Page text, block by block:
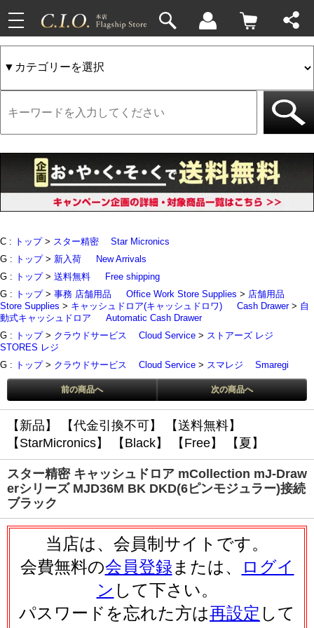
toggle
navigation
C : トップ> スター精密 Star Micronics
G : トップ> 新入荷
New Arrivals
G : トップ> 送料無料
Free shipping
G : トップ> 事務 店舗用品 Office Work Store Supplies > 店舗用品
Store Supplies > キャッシュドロア(キャッシュドロワ) Cash Drawer> 自
動式キャッシュドロア
Automatic Cash Drawer
G : トップ> クラウドサービス Cloud Service > ストアーズ レジ
STORES レジ
G : トップ> クラウドサービス Cloud Service > スマレジ Smaregi
前の商品へ 次の商品へ
【新品】 【代金引換不可】
【送料無料】
【StarMicronics】
【Black】 【Free】 【夏】
スター精密 キャッシュドロア mCollection mJ-Draw
erシリーズ MJD36M BK DKD(6ピンモジュラー)接続
ブラック
当店は、会員制サイトです。
会費無料の会員登録または、
ログイ
ン して下さい。
パスワードを忘れた方は再設定 して
4件
33件